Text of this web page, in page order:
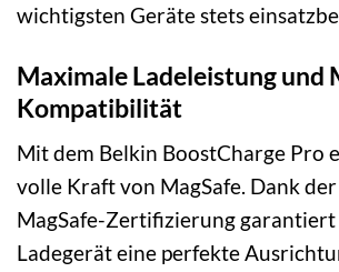
wichtigsten Geräte stets
Maximale Ladeleistung und
Kompatibilität
Mit dem Belkin BoostCharge Pro
volle Kraft von MagSafe. Dank
MagSafe-Zertifizierung garantiert
Ladegerät eine perfekte